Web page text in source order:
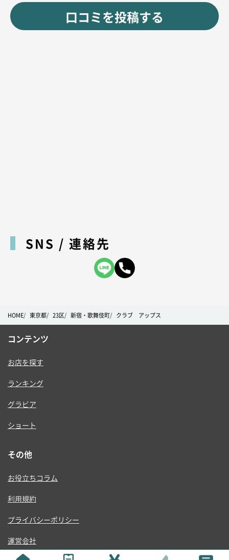
口コミを投稿する
SNS / 連絡先
HOME 東京都 23区 新宿・歌舞伎町 クラブ アップス
コンテンツ
お店を探す
ランキング
グラビア
ショート
その他
お役立ちコラム
利用規約
プライバシーポリシー
運営会社